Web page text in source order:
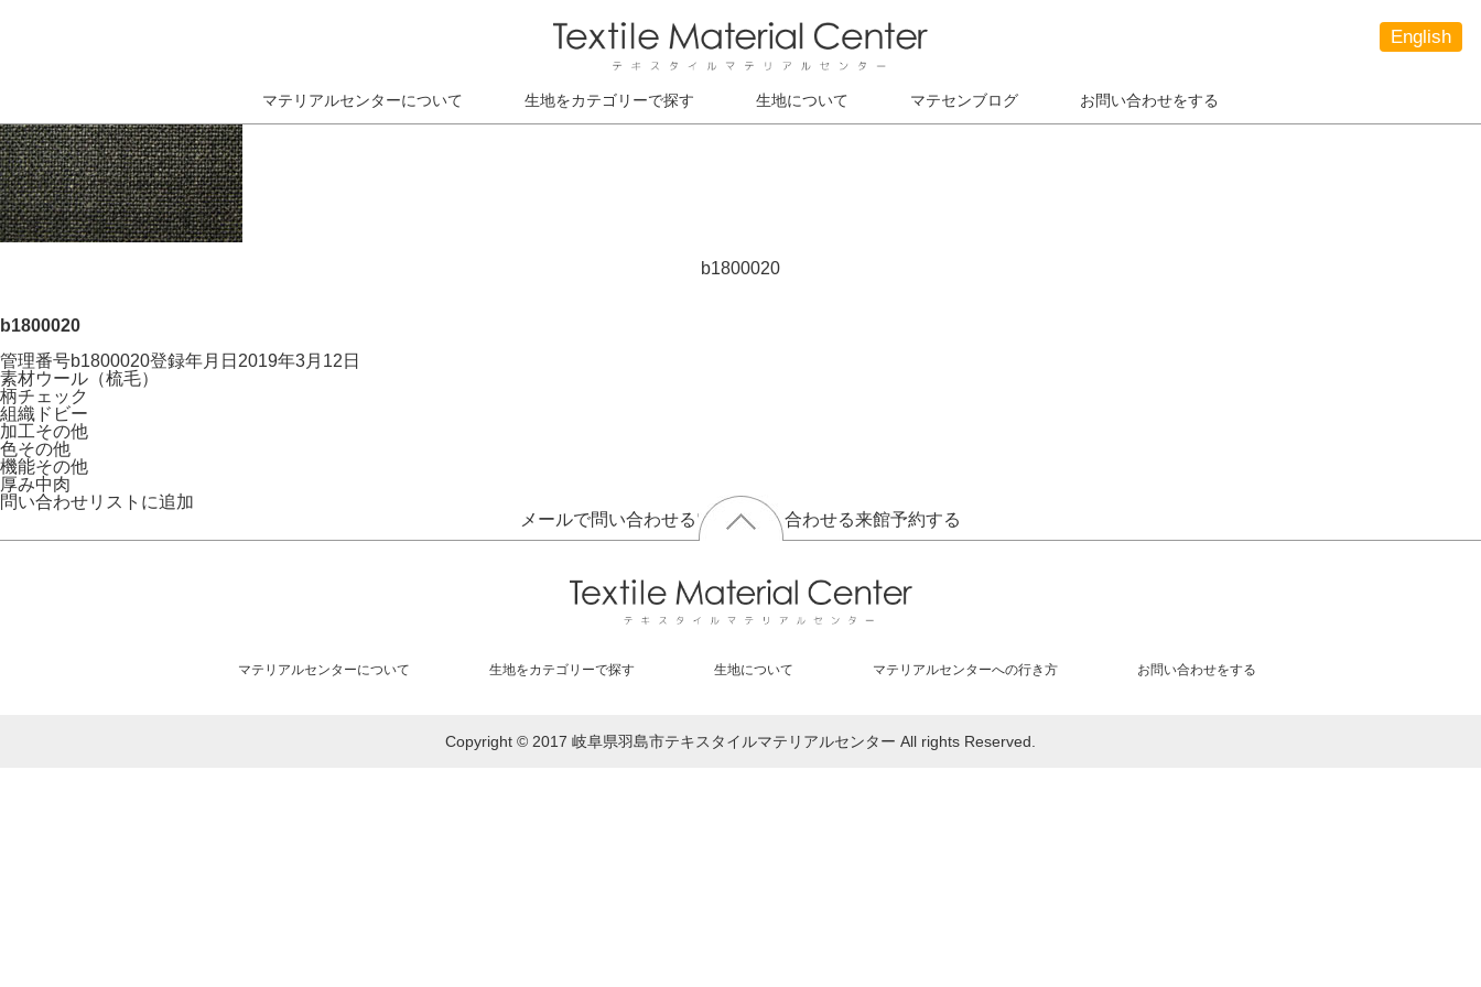
English
マテリアルセンターについて 生地をカテゴリーで探す 生地について マテセンブログ お問い合わせをする
b1800020
b1800020
管理番号b1800020登録年月日 2019年3月12日
素材ウール（梳毛）
柄チェック
組織 ドビー
加工その他
色その他
機能その他
厚み中肉
問い合わせリストに追加
メールで問い合わせる電話で問い合わせる来館予約する
マテリアルセンターについて 生地をカテゴリーで探す 生地について マテリアルセンターへの行き方 お問い合わせをする
Copyright © 2017 岐阜県羽島市テキスタイルマテリアルセンター All rights Reserved.